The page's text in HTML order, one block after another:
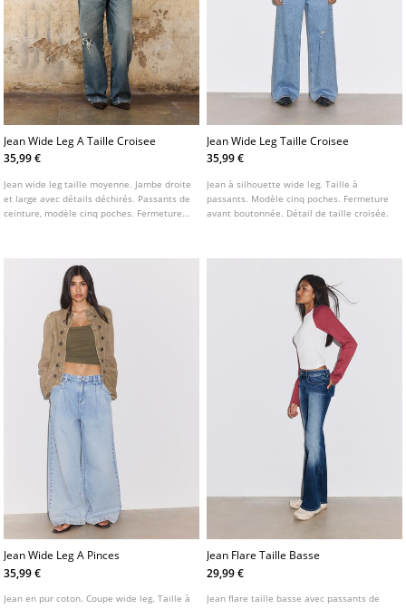
Jean Wide Leg A Taille Croisee
35,99 €
Jean wide leg taille moyenne. Jambe droite
et large avec détails déchirés. Passants de
ceinture, modèle cinq poches. Fermeture
Jean Wide Leg Taille Croisee
35,99 €
Jean à silhouette wide leg. Taille à
passants. Modèle cinq poches. Fermeture
avant boutonnée. Détail de taille croisée.
Jean Wide Leg A Pinces
35,99 €
Jean en pur coton. Coupe wide leg. Taille à
Jean Flare Taille Basse
29,99 €
Jean flare taille basse avec passants de